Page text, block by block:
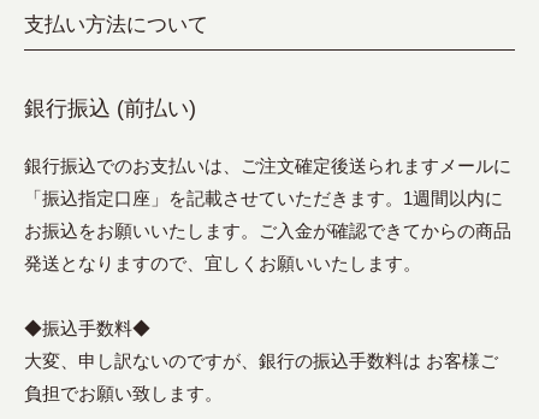
支払い方法について
銀行振込 (前払い)
銀行振込でのお支払いは、ご注文確定後送られますメールに
「振込指定口座」を記載させていただきます。1週間以内に
お振込をお願いいたします。ご入金が確認できてからの商品
発送となりますので、宜しくお願いいたします。
◆振込手数料◆
大変、申し訳ないのですが、銀行の振込手数料は お客様ご
負担でお願い致します。